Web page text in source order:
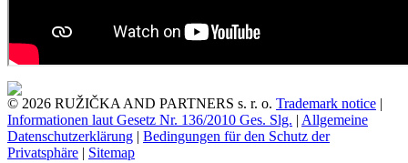
© 2026 RUŽIČKA AND PARTNERS s. r. o. Trademark notice |
Informationen laut Gesetz Nr. 136/2010 Ges. Slg. | Allgemeine
Datenschutzerklärung | Bedingungen für den Schutz der
Privatsphäre | Sitemap